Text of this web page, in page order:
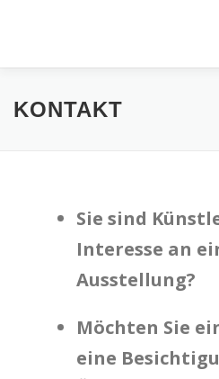
HOME AUSSTELLUNGEN
KONTAKT
Sie sind
Interesse an
Ausstellung?
Möchten Sie
eine